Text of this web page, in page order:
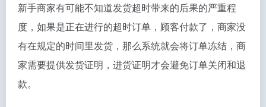
新手商家有可能不知道发货超时带来的后果的严重程
度，如果是正在进行的超时订单，顾客付款了，商家没
有在规定的时间里发货，那么系统就会将订单冻结，商
家需要提供发货证明，进货证明才会避免订单关闭和退
款。